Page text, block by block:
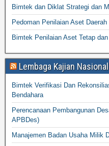
Bimtek dan Diklat Strategi dan
Pedoman Penilaian Aset Daerah
Bimtek Penilaian Aset Tetap
Lembaga Kajian Nasional
Bimtek Verifikasi Dan
Bendahara
Perencanaan Pembangunan
APBDes)
Manajemen Badan Usaha Milik